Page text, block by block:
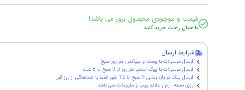
قیمت و موجودی محصول بروز می باشد!
با خیال راحت خرید کنید.
شرایط ارسال
ارسال مرسولات با پست و تیپاکس هر روز صبح
ارسال مرسولات با پیک اسنپ هر روز از 9 صبح تا 8 شب
ارسال پیک در بازه زمانی 9 صبح تا 12 ظهر فقط با هماهنگی از روز قبل
روی بسته، آرم و علائم پیپ و ملزومات نمی باشد